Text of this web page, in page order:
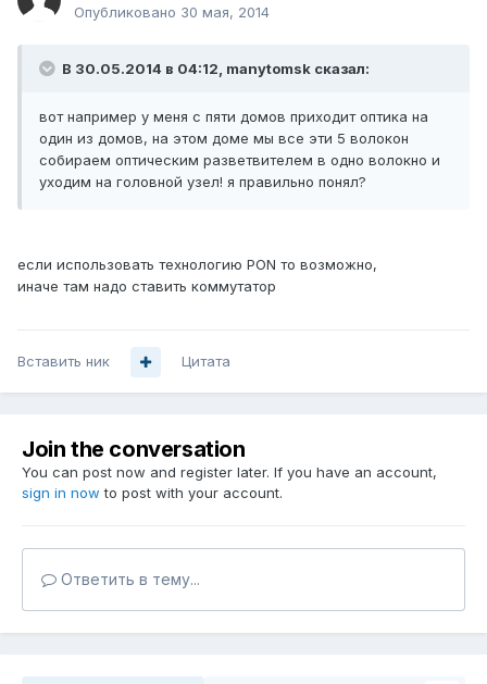
Опубликовано 30 мая, 2014
В 30.05.2014 в 04:12, manytomsk сказал:
вот например у меня с пяти домов приходит оптика на
один из домов, на этом доме мы все эти 5 волокон
собираем оптическим разветвителем в одно волокно и
уходим на головной узел! я правильно понял?
если использовать технологию PON то возможно,
иначе там надо ставить коммутатор
Вставить ник Цитата
Join the conversation
You can post now and register later. If you have an account,
sign in now to post with your account.
Ответить в тему...